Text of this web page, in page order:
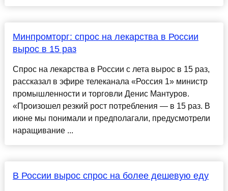
Минпромторг: спрос на лекарства в России
вырос в 15 раз
Спрос на лекарства в России с лета вырос в 15 раз,
рассказал в эфире телеканала «Россия 1» министр
промышленности и торговли Денис Мантуров.
«Произошел резкий рост потребления — в 15 раз. В
июне мы понимали и предполагали, предусмотрели
наращивание ...
В России вырос спрос на более дешевую еду